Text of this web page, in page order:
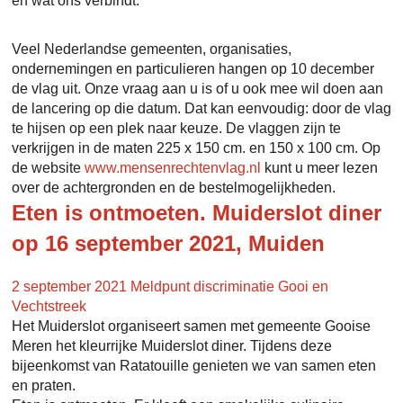
Veel Nederlandse gemeenten, organisaties,
ondernemingen en particulieren hangen op 10 december
de vlag uit. Onze vraag aan u is of u ook mee wil doen aan
de lancering op die datum. Dat kan eenvoudig: door de vlag
te hijsen op een plek naar keuze. De vlaggen zijn te
verkrijgen in de maten 225 x 150 cm. en 150 x 100 cm. Op
de website www.mensenrechtenvlag.nl
kunt u meer lezen
over de achtergronden en de bestelmogelijkheden.
Eten is ontmoeten. Muiderslot diner
op 16 september 2021, Muiden
2 september 2021 Meldpunt discriminatie Gooi en
Vechtstreek
Het Muiderslot organiseert samen met gemeente Gooise
Meren het kleurrijke Muiderslot diner. Tijdens deze
bijeenkomst van Ratatouille genieten we van samen eten
en praten.